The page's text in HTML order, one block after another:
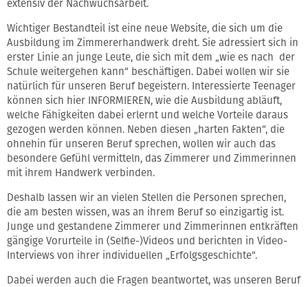
extensiv der Nachwuchsarbeit.
Wichtiger Bestandteil ist eine neue Website, die sich um die
Ausbildung im Zimmererhandwerk dreht. Sie adressiert sich in
erster Linie an junge Leute, die sich mit dem „wie es nach der
Schule weitergehen kann“ beschäftigen. Dabei wollen wir sie
natürlich für unseren Beruf begeistern. Interessierte Teenager
können sich hier INFORMIEREN, wie die Ausbildung abläuft,
welche Fähigkeiten dabei erlernt und welche Vorteile daraus
gezogen werden können. Neben diesen „harten Fakten“, die
ohnehin für unseren Beruf sprechen, wollen wir auch das
besondere Gefühl vermitteln, das Zimmerer und Zimmerinnen
mit ihrem Handwerk verbinden.
Deshalb lassen wir an vielen Stellen die Personen sprechen,
die am besten wissen, was an ihrem Beruf so einzigartig ist.
Junge und gestandene Zimmerer und Zimmerinnen entkräften
gängige Vorurteile in (Selfie-)Videos und berichten in Video-
Interviews von ihrer individuellen „Erfolgsgeschichte“.
Dabei werden auch die Fragen beantwortet, was unseren Beruf